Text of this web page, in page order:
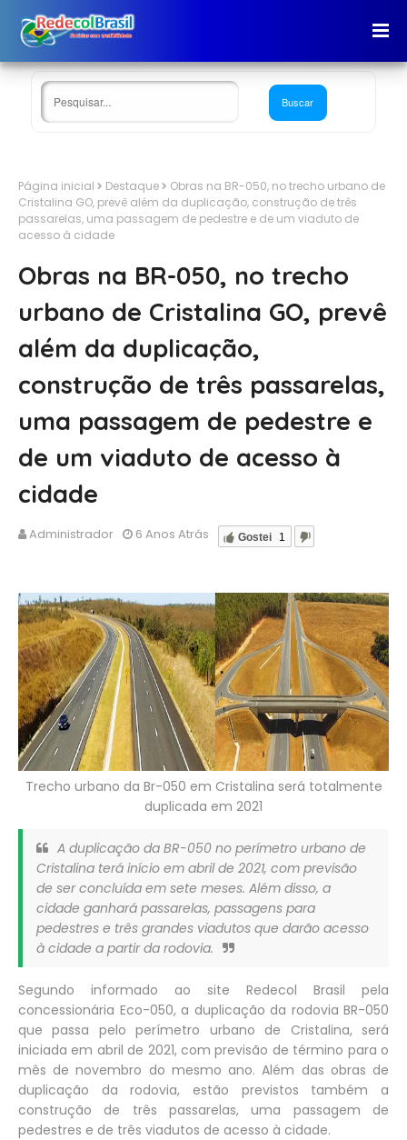
Página inicial Destaque
Obras na BR-050, no trecho urbano de
Cristalina GO, prevê além da duplicação, construção de três
passarelas, uma passagem de pedestre e de um viaduto de
acesso à cidade
Obras na BR-050, no trecho
urbano de Cristalina GO, prevê
além da duplicação,
construção de três passarelas,
uma passagem de pedestre e
de um viaduto de acesso à
cidade
Administrador Gostei 1
6 Anos Atrás
Trecho urbano da Br-050 em Cristalina será totalmente
duplicada em 2021
A duplicação da BR-050 no perímetro urbano de
Cristalina terá início em abril de 2021, com previsão
de ser concluída em sete meses. Além disso, a
cidade ganhará passarelas, passagens para
pedestres e três grandes viadutos que darão acesso
à cidade a partir da rodovia.
Segundo informado ao site Redecol Brasil pela
concessionária Eco-050, a duplicação da rodovia BR-050
que passa pelo perímetro urbano de Cristalina, será
iniciada em abril de 2021, com previsão de término para o
mês de novembro do mesmo ano. Além das obras de
duplicação da rodovia, estão previstos também a
construção de três passarelas, uma passagem de
pedestres e de três viadutos de acesso à cidade.